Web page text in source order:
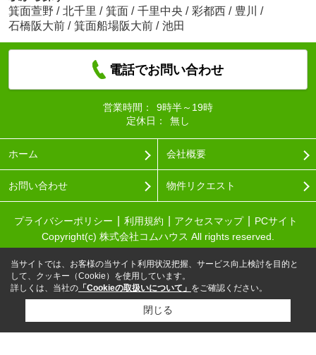
箕面萱野 / 北千里 / 箕面 / 千里中央 / 彩都西 / 豊川
/
石橋阪大前 / 箕面船場阪大前 / 池田
電話でお問い合わせ
営業時間：
9時半～19時
定休日：
無し
ホーム 会社概要
お問い合わせ 物件リクエスト
プライバシーポリシー 利用規約 アクセスマップ
PCサイト
Copyright(c) 株式会社コムハウス All rights reserved.
当サイトでは、お客様の当サイト利用状況把握、サービス向上検討を目的と
して、クッキー（Cookie）を使用しています。
詳しくは、当社の 「Cookieの取扱いについて」 をご確認ください。
閉じる